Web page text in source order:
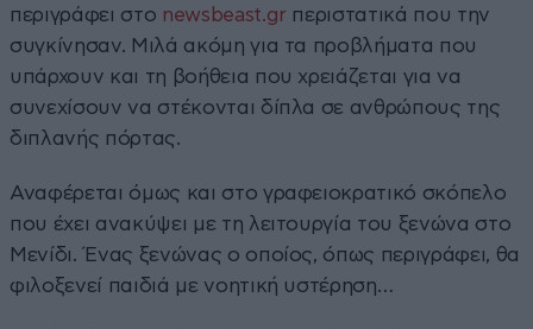
περιγράφει στο newsbeast.gr περιστατικά που την
συγκίνησαν. Μιλά ακόμη για τα προβλήματα που
υπάρχουν και τη βοήθεια που χρειάζεται για να
συνεχίσουν να στέκονται δίπλα σε ανθρώπους της
διπλανής πόρτας.
Αναφέρεται όμως και στο γραφειοκρατικό σκόπελο
που έχει ανακύψει με τη λειτουργία του ξενώνα στο
Μενίδι. Ένας ξενώνας ο οποίος, όπως περιγράφει, θα
φιλοξενεί παιδιά με νοητική υστέρηση…